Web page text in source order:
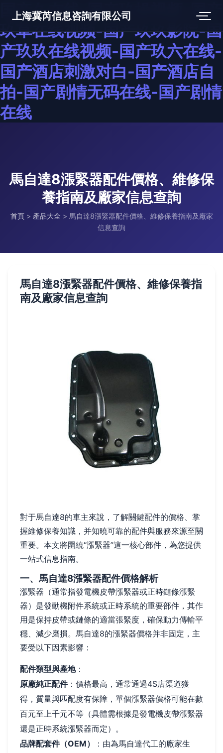
国产久在线-国产玖操视频-国产
玖草在线视频-国产玖玖影院-国
产玖玖在线视频-国产玖六在线-
国产酒店刺激对白-国产酒店自
拍-国产剧情无码在线-国产剧情
在线
上海冀芮信息咨詢有限公司
馬自達8漲緊器配件價格、維修保
養指南及廠家信息查詢
首頁 > 產品大全 > 馬自達8漲緊器配件價格、維修保養指南及廠家
信息查詢
馬自達8漲緊器配件價格、維修保養指
南及廠家信息查詢
對于馬自達8的車主來說，了解關鍵配件的價格、掌
握維修保養知識，并知曉可靠的配件與服務來源至關
重要。本文將圍繞“漲緊器”這一核心部件，為您提供
一站式信息指南。
一、馬自達8漲緊器配件價格解析
漲緊器（通常指發電機皮帶漲緊器或正時鏈條漲緊
器）是發動機附件系統或正時系統的重要部件，其作
用是保持皮帶或鏈條的適當張緊度，確保動力傳輸平
穩、減少磨損。馬自達8的漲緊器價格并非固定，主
要受以下因素影響：
配件類型與產地：
原廠純正配件：價格最高，通常通過4S店渠道獲
得，質量與匹配度有保障，單個漲緊器價格可能在數
百元至上千元不等（具體需根據是發電機皮帶漲緊器
還是正時系統漲緊器而定）。
品牌配套件（OEM）
：由為馬自達代工的廠家生